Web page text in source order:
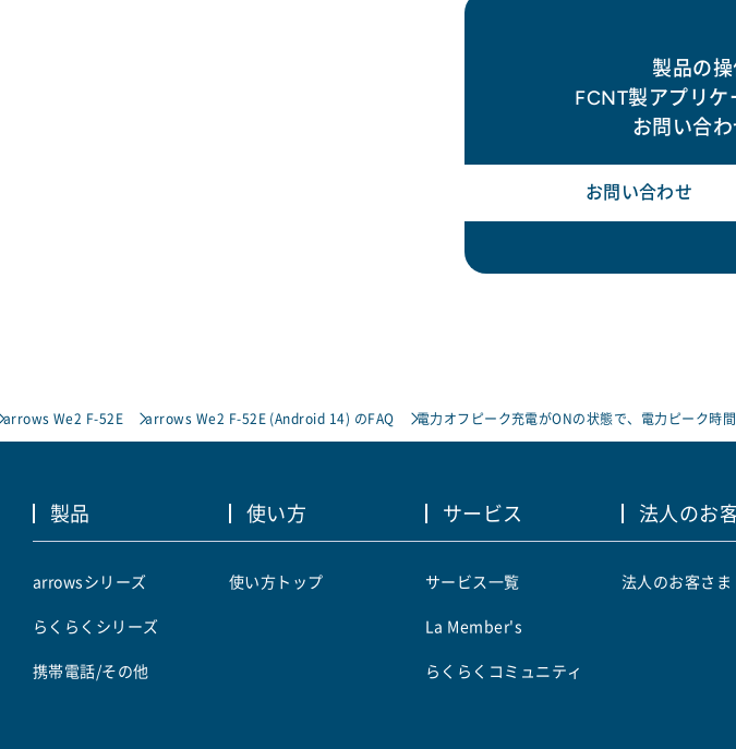
製品の
FCNT製アプリケ
お問い合
お問い合わせ
arrows We2 F-52E arrows We2 F-52E (Android 14) のFAQ 電力オフピーク充電がONの状態で、電力ピーク時
製品
arrowsシリーズ
らくらくシリーズ
携帯電話/その他
使い方
使い方トップ
サービス
サービス一覧
La Member's
らくらくコミュニティ
法人のお
法人のお客さま